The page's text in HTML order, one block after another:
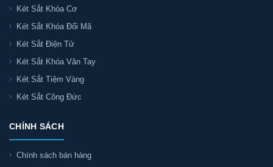
Két Sắt Khóa Cơ
Két Sắt Khóa Đổi Mã
Két Sắt Điện Tử
Két Sắt Khóa Vân Tay
Két Sắt Tiệm Vàng
Két Sắt Công Đức
CHÍNH SÁCH
Chính sách bán hàng